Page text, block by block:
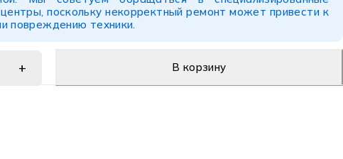
поскольку некорректный ремонт может привести к
повреждению техники.
В корзину